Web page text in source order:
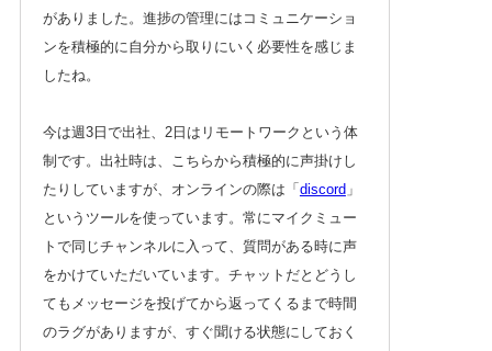
がありました。進捗の管理にはコミュニケーショ
ンを積極的に自分から取りにいく必要性を感じま
したね。
今は週3日で出社、2日はリモートワークという体
制です。出社時は、こちらから積極的に声掛けし
たりしていますが、オンラインの際は「 discord 」
というツールを使っています。常にマイクミュー
トで同じチャンネルに入って、質問がある時に声
をかけていただいています。チャットだとどうし
てもメッセージを投げてから返ってくるまで時間
のラグがありますが、すぐ聞ける状態にしておく